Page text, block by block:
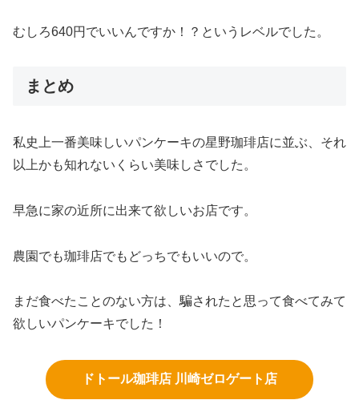
むしろ640円でいいんですか！？というレベルでした。
まとめ
私史上一番美味しいパンケーキの星野珈琲店に並ぶ、それ
以上かも知れないくらい美味しさでした。
早急に家の近所に出来て欲しいお店です。
農園でも珈琲店でもどっちでもいいので。
まだ食べたことのない方は、騙されたと思って食べてみて
欲しいパンケーキでした！
ドトール珈琲店 川崎ゼロゲート店